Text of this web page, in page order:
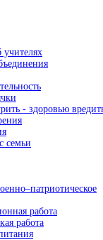
- здоровью
семьи
работа
работа